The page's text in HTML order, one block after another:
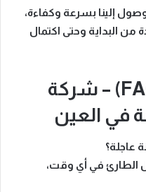
إلينا بسرعة وكفاءة،
من البداية وحتى اكتمال
الأسئلة الشائعة (FAQ) – شركة
في العين
عاجلة؟
الطارئ في أي وقت،